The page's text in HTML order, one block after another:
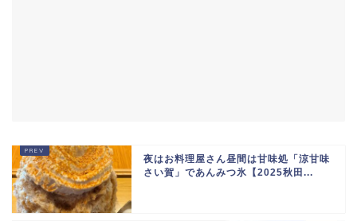
夜はお料理屋さん昼間は甘味処「涼甘味
さい賀」であんみつ氷【2025秋田...